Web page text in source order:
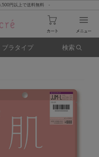
円以上で送料無料 -
ブラタイプ 検索